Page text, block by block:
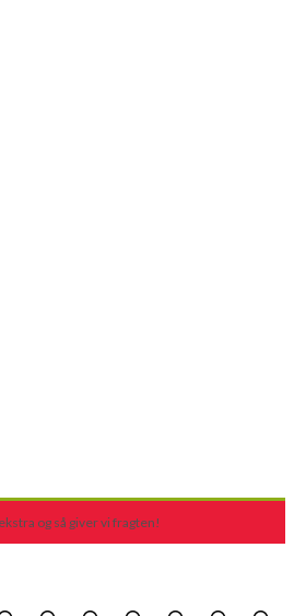
og så giver vi fragten!